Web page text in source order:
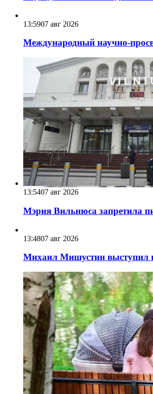
13:5907 авг 2026
Международный научно-
13:5407 авг 2026
Мэрия Вильнюса запретила
13:4807 авг 2026
Михаил Мишустин выступил